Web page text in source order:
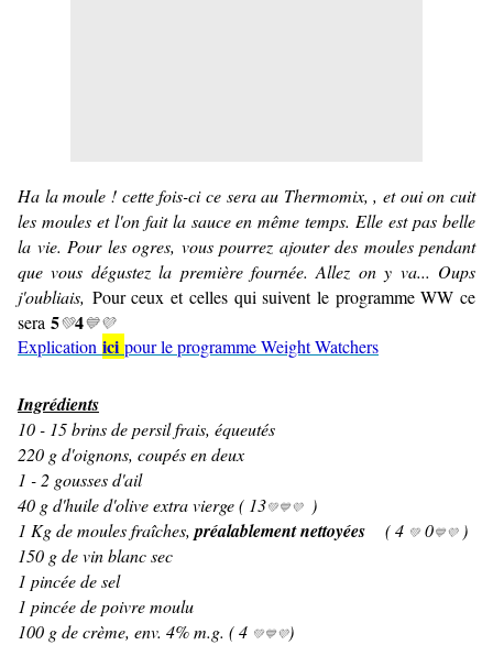
Ha la moule ! cette fois-ci ce sera au Thermomix, , et oui on cuit
les moules et l'on fait la sauce en même temps. Elle est pas belle
la vie. Pour les ogres, vous pourrez ajouter des moules pendant
que vous dégustez la première fournée. Allez on y va... Oups
j'oubliais, Pour ceux et celles qui suivent le programme WW ce
sera 5💚4💙💜
Explication ici pour le programme Weight Watchers
Ingrédients
10 - 15 brins de persil frais, équeutés
220 g d'oignons, coupés en deux
1 - 2 gousses d'ail
40 g d'huile d'olive extra vierge ( 13💚💙💜 )
1 Kg de moules fraîches, préalablement nettoyées ( 4 💚 0💙💜 )
150 g de vin blanc sec
1 pincée de sel
1 pincée de poivre moulu
100 g de crème, env. 4% m.g. ( 4 💚💙💜)